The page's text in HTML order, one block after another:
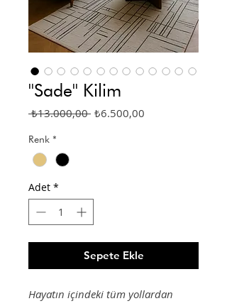
''Sade'' Kilim
₺13.000,00 Normal
₺6.500,00
Renk *
Adet *
Sepete Ekle
Hayatın içindeki tüm yollardan